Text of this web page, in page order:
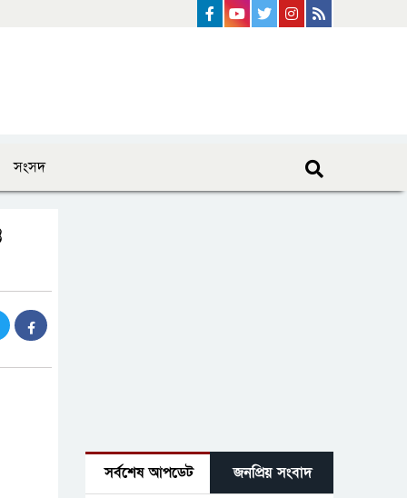
instagram
Twitter
Youtube
Facebook
সংসদ
সর্বশেষ আপডেট জনপ্রিয় সংবাদ